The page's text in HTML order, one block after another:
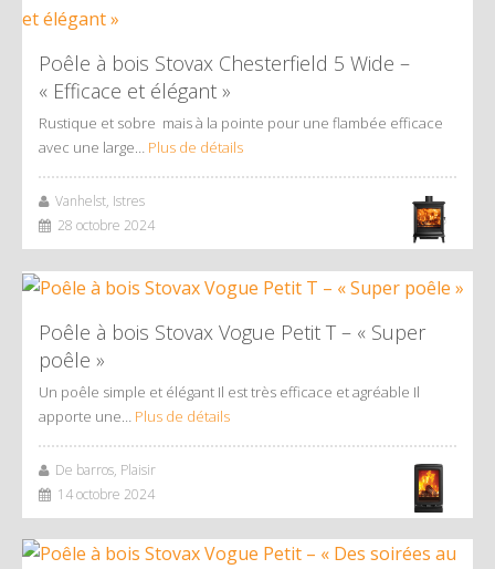
Poêle à bois Stovax Chesterfield 5 Wide –
« Efficace et élégant »
Rustique et sobre mais à la pointe pour une flambée efficace
avec une large… Plus de détails
Vanhelst, Istres
28 octobre 2024
Poêle à bois Stovax Vogue Petit T – « Super
poêle »
Un poêle simple et élégant Il est très efficace et agréable Il
apporte une… Plus de détails
De barros, Plaisir
14 octobre 2024